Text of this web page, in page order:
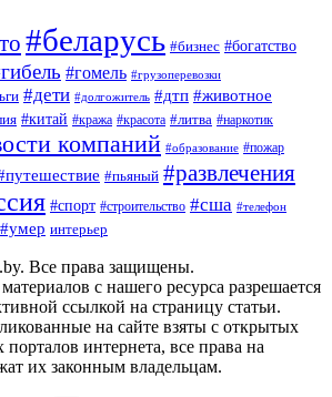
#беларусь #бизнес #богатство
#гомель #грузоперевозки
#дети #долгожитель #дтп #животное
#китай #кража #красота #литва #наркотик
компаний #образование #пожар
#пьяный #развлечения
#спорт #строительство #сша #телефон
#умер интерьер
Все права защищены.
с нашего ресурса разрешается
ссылкой на страницу статьи.
на сайте взяты с открытых
интернета, все права на
их законным владельцам.